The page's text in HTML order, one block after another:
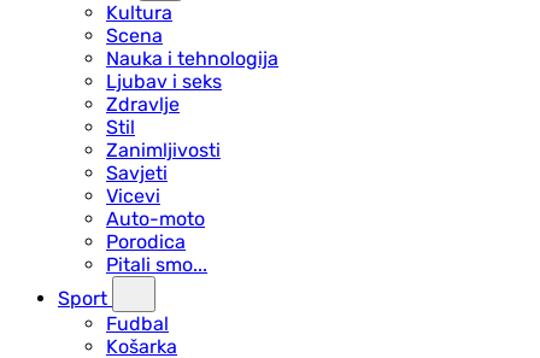
Kultura
Scena
Nauka i tehnologija
Ljubav i seks
Zdravlje
Stil
Zanimljivosti
Savjeti
Vicevi
Auto-moto
Porodica
Pitali smo...
Sport
Fudbal
Košarka